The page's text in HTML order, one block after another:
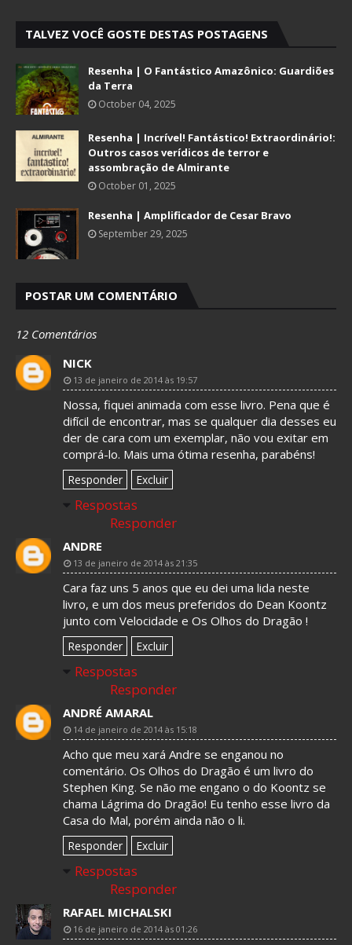
TALVEZ VOCÊ GOSTE DESTAS POSTAGENS
Resenha | O Fantástico Amazônico: Guardiões
da Terra
October 04, 2025
Resenha | Incrível! Fantástico! Extraordinário!:
Outros casos verídicos de terror e
assombração de Almirante
October 01, 2025
Resenha | Amplificador de Cesar Bravo
September 29, 2025
POSTAR UM COMENTÁRIO
12 Comentários
NICK
13 de janeiro de 2014 às 19:57
Nossa, fiquei animada com esse livro. Pena que é
difícil de encontrar, mas se qualquer dia desses eu
der de cara com um exemplar, não vou exitar em
comprá-lo. Mais uma ótima resenha, parabéns!
Responder Excluir
Respostas
Responder
ANDRE
13 de janeiro de 2014 às 21:35
Cara faz uns 5 anos que eu dei uma lida neste
livro, e um dos meus preferidos do Dean Koontz
junto com Velocidade e Os Olhos do Dragão !
Responder Excluir
Respostas
Responder
ANDRÉ AMARAL
14 de janeiro de 2014 às 15:18
Acho que meu xará Andre se enganou no
comentário. Os Olhos do Dragão é um livro do
Stephen King. Se não me engano o do Koontz se
chama Lágrima do Dragão! Eu tenho esse livro da
Casa do Mal, porém ainda não o li.
Responder Excluir
Respostas
Responder
RAFAEL MICHALSKI
16 de janeiro de 2014 às 01:26